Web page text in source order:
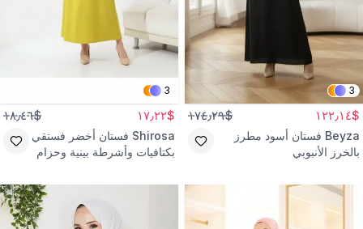
3
$١٢٢٫١٤ $١٧٤٫٢٩
Beyza فستان أسود مطرز
بالخرز الأنبوبي
3
$١٧٫٢٢ $١٨٫٤٦
Shirosa فستان أخضر فستقي
بكتافيات وأشرطة بينية وحزام